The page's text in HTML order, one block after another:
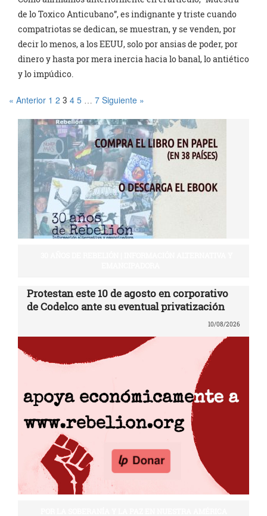
de lo Toxico Anticubano”, es indignante y triste cuando
compatriotas se dedican, se muestran, y se venden, por
decir lo menos, a los EEUU, solo por ansias de poder, por
dinero y hasta por mera inercia hacia lo banal, lo antiético
y lo impúdico.
« Anterior 1 2 3 4 5 … 7 Siguiente »
Protestan este 10 de agosto en corporativo
de Codelco ante su eventual privatización
10/08/2026